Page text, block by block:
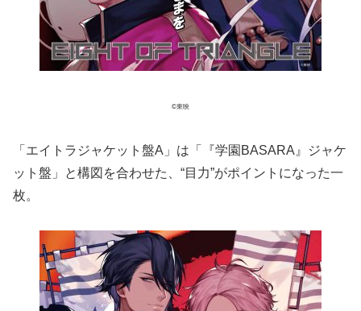
©東映
「エイトラジャケット盤A」は「『学園BASARA』ジャケ
ット盤」と構図を合わせた、“目力”がポイントになった一
枚。